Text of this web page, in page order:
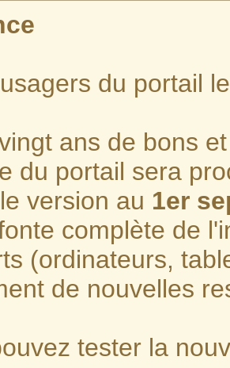
du portail
ans de bons
du portail sera
version au 1er
complète de
(ordinateurs,
de nouvelles
tester la